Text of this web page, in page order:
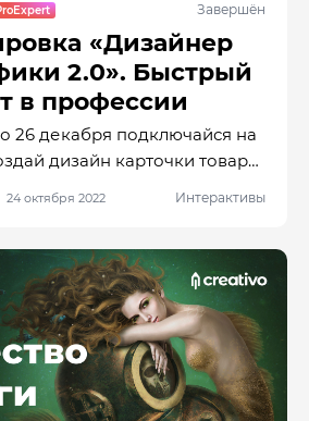
Завершён
«Дизайнер
2.0». Быстрый
в профессии
26 декабря подключайся на
дизайн карточки товара
на основе реального ТЗ от
и загрузи проект к себе в
24 октября 2022 Интерактивы